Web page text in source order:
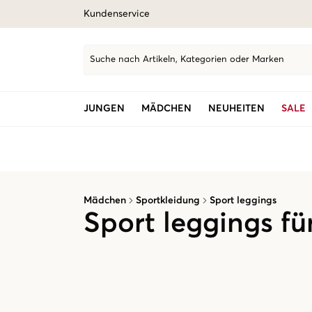
Kundenservice
Suche nach Artikeln, Kategorien oder Marken
JUNGEN MÄDCHEN NEUHEITEN SALE
Mädchen Sportkleidung Sport leggings
Sport leggings